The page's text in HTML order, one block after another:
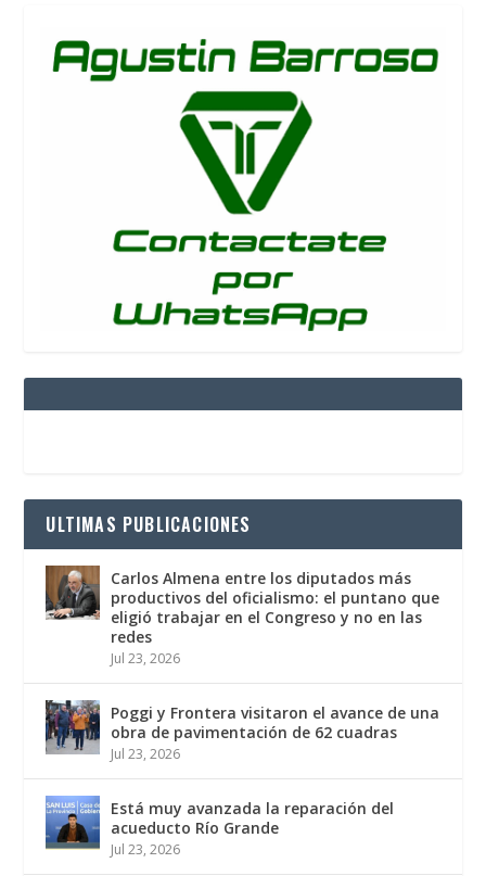
ULTIMAS PUBLICACIONES
Carlos Almena entre los diputados más
productivos del oficialismo: el puntano que
eligió trabajar en el Congreso y no en las
redes
Jul 23, 2026
Poggi y Frontera visitaron el avance de una
obra de pavimentación de 62 cuadras
Jul 23, 2026
Está muy avanzada la reparación del
acueducto Río Grande
Jul 23, 2026